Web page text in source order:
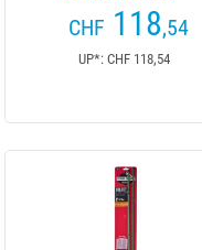
Kundenrezensionen)
CHF 118,54
UP*: CHF 118,54